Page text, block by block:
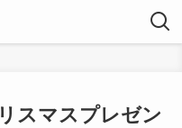
スマスプレゼン